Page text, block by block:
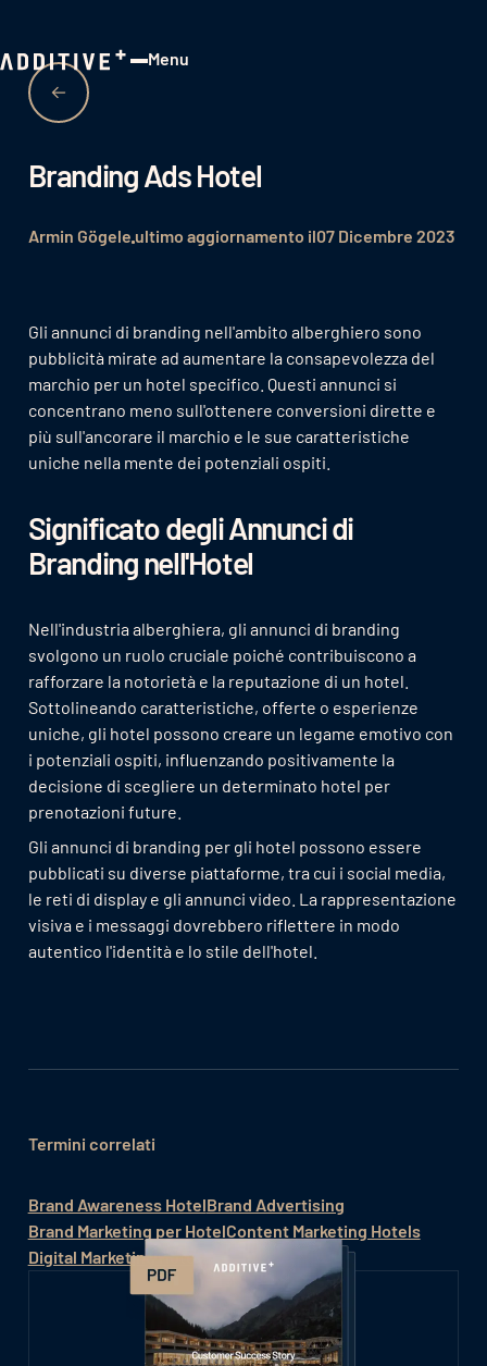
Menu
Branding Ads Hotel
Armin Gögeleultimo aggiornamento il07 Dicembre 2023
Gli annunci di branding nell'ambito alberghiero sono
pubblicità mirate ad aumentare la consapevolezza del
marchio per un hotel specifico. Questi annunci si
concentrano meno sull'ottenere conversioni dirette e
più sull'ancorare il marchio e le sue caratteristiche
uniche nella mente dei potenziali ospiti.
Significato degli Annunci di
Branding nell'Hotel
Nell'industria alberghiera, gli annunci di branding
svolgono un ruolo cruciale poiché contribuiscono a
rafforzare la notorietà e la reputazione di un hotel.
Sottolineando caratteristiche, offerte o esperienze
uniche, gli hotel possono creare un legame emotivo con
i potenziali ospiti, influenzando positivamente la
decisione di scegliere un determinato hotel per
prenotazioni future.
Gli annunci di branding per gli hotel possono essere
pubblicati su diverse piattaforme, tra cui i social media,
le reti di display e gli annunci video. La rappresentazione
visiva e i messaggi dovrebbero riflettere in modo
autentico l'identità e lo stile dell'hotel.
Termini correlati
Brand Awareness HotelBrand Advertising
Brand Marketing per HotelContent Marketing Hotels
Digital Marketing Hotel